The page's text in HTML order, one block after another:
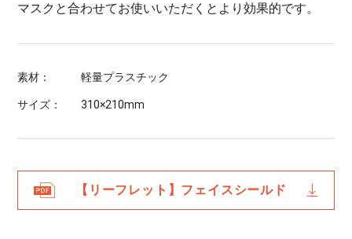
マスクと合わせてお使いいただくとより効果的です。
素材： 軽量プラスチック
サイズ： 310×210mm
【リーフレット】フェイスシールド